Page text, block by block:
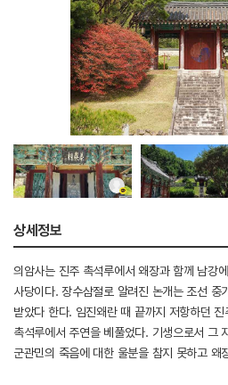
상세정보
의암사는 진주 촉석루에서 왜장과 함께 남강
사당이다. 장수삼절로 알려진 논개는 조선 중
받았다 한다. 임진왜란 때 끝까지 저항하던
촉석루에서 주연을 베풀었다. 기생으로서 그
군관민의 죽음에 대한 울분을 참지 못하고 왜
유혹해 껴안은 채 남강 아래로 투신하여 자